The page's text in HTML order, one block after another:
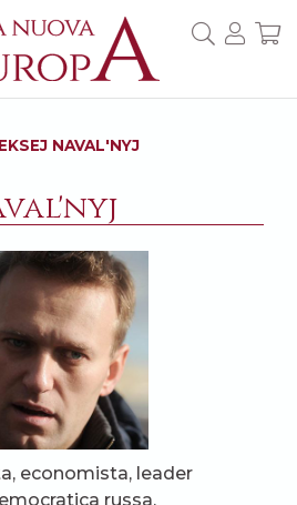
NAVAL'NYJ
economista, leader
russa.